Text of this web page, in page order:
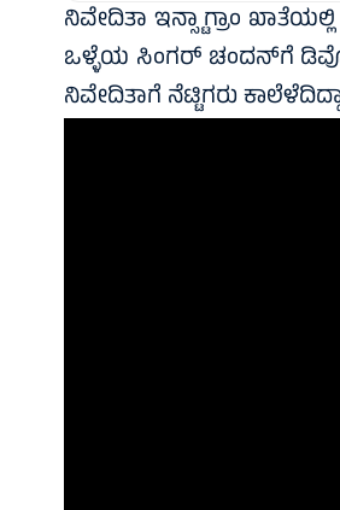
ನಿವೇದಿತಾ ಇನ್ಸ್ಟಾಗ್ರಾಂ
ಒಳ್ಳೆಯ ಸಿಂಗರ್ ಚಂದನ್‌ಗೆ
ನಿವೇದಿತಾಗೆ ನೆಟ್ಟಿಗರು